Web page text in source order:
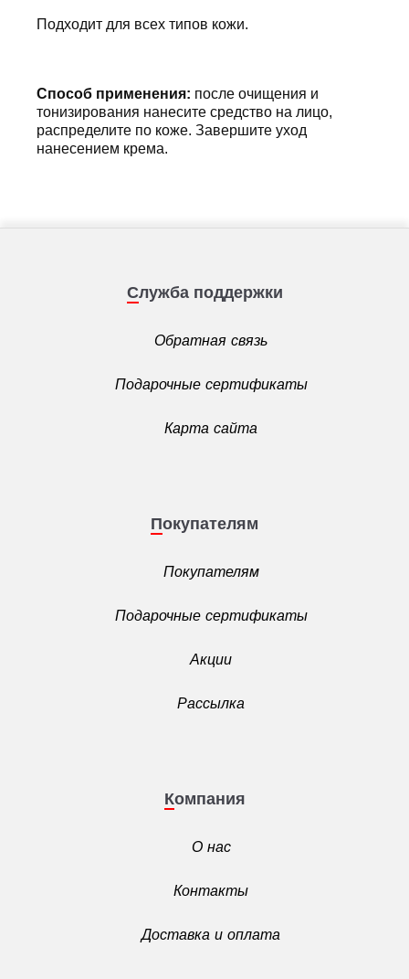
Подходит для всех типов кожи.
Способ применения: после очищения и
тонизирования нанесите средство на лицо,
распределите по коже. Завершите уход
нанесением крема.
Служба поддержки
Обратная связь
Подарочные сертификаты
Карта сайта
Покупателям
Покупателям
Подарочные сертификаты
Акции
Рассылка
Компания
О нас
Контакты
Доставка и оплата